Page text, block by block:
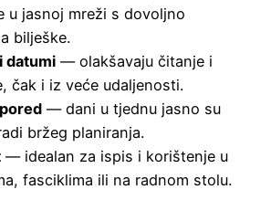
u jasnoj mreži s dovoljno
bilješke.
datumi — olakšavaju čitanje i
čak i iz veće udaljenosti.
— dani u tjednu jasno su
bržeg planiranja.
— idealan za ispis i korištenje u
fasciklima ili na radnom stolu.